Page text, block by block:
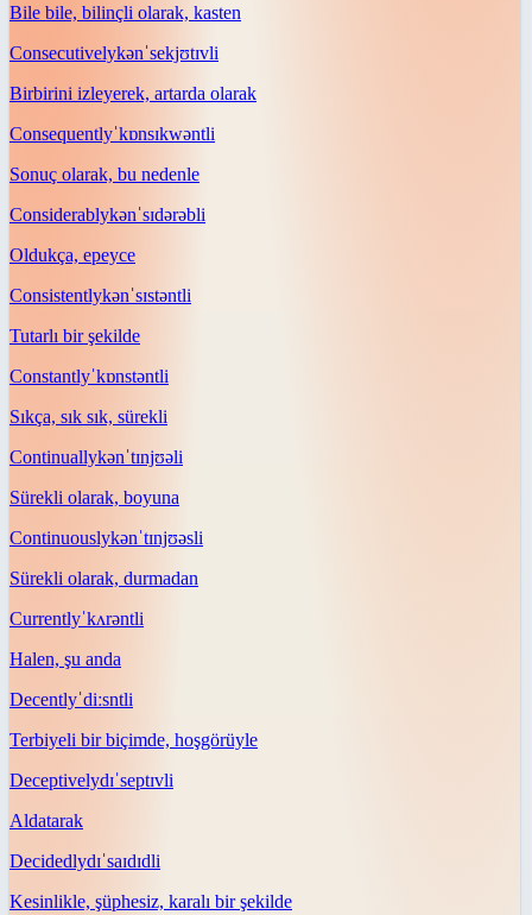
Bile bile, bilinçli olarak, kasten
Consecutivelykənˈsekjʊtɪvli
Birbirini izleyerek, artarda olarak
Consequentlyˈkɒnsɪkwəntli
Sonuç olarak, bu nedenle
Considerablykənˈsɪdərəbli
Oldukça, epeyce
Consistentlykənˈsɪstəntli
Tutarlı bir şekilde
Constantlyˈkɒnstəntli
Sıkça, sık sık, sürekli
Continuallykənˈtɪnjʊəli
Sürekli olarak, boyuna
Continuouslykənˈtɪnjʊəsli
Sürekli olarak, durmadan
Currentlyˈkʌrəntli
Halen, şu anda
Decentlyˈdiːsntli
Terbiyeli bir biçimde, hoşgörüyle
Deceptivelydɪˈseptɪvli
Aldatarak
Decidedlydɪˈsaɪdɪdli
Kesinlikle, şüphesiz, karalı bir şekilde